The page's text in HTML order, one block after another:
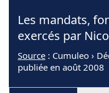
Les mandats,
exercés par
Source : Cumuleo ›
publiée en août 2008